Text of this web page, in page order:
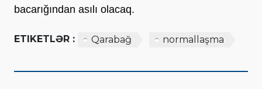
bacarığından asılı olacaq.
ETIKETLƏR : Qarabağ normallaşma